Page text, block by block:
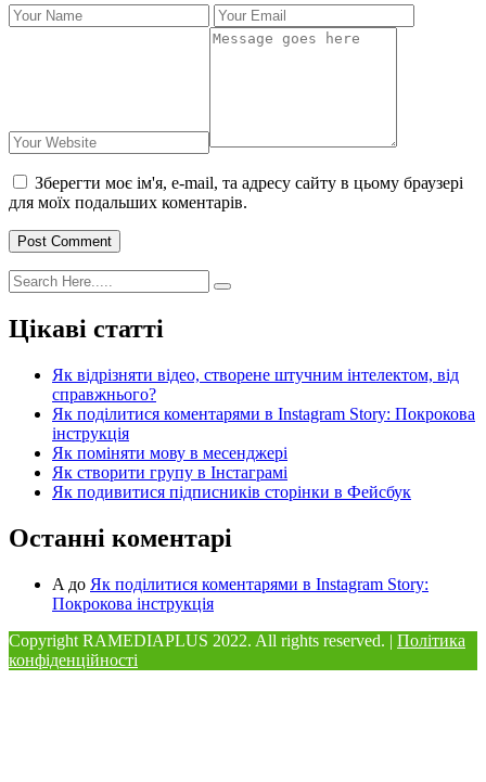
Зберегти моє ім'я, e-mail, та адресу сайту в цьому браузері
для моїх подальших коментарів.
Post Comment
Цікаві статті
Як відрізняти відео, створене штучним інтелектом, від
справжнього?
Як поділитися коментарями в Instagram Story: Покрокова
інструкція
Як поміняти мову в месенджері
Як створити групу в Інстаграмі
Як подивитися підписників сторінки в Фейсбук
Останні коментарі
A до Як поділитися коментарями в Instagram Story:
Покрокова інструкція
Copyright RAMEDIAPLUS 2022. All rights reserved. | Політика
конфіденційності